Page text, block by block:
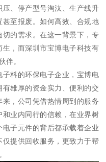
、停产型号淘汰、生产线升
至报废。如何高效、合规地
的需求。在这一背景下，专
，而深圳市宝博电子科技有
伴。
料的环保电子企业，宝博电
雄厚的资金实力、便利的交
，公司凭借热情周到的服务
业内同行的信赖，在业界树
子元件的背后都承载着企业
提供回收服务，更致力于帮